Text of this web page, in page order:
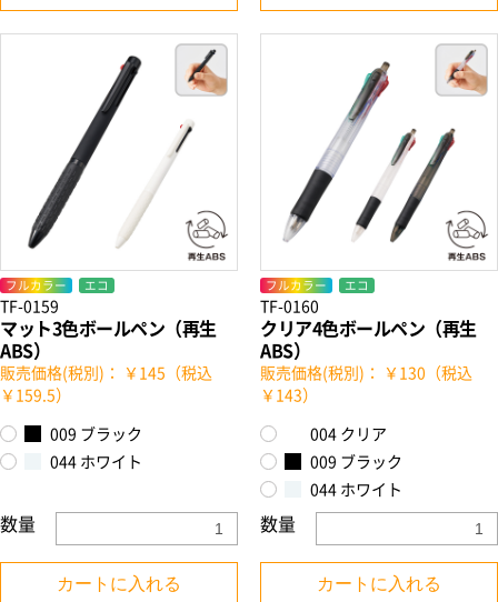
フルカラー エコ
TF-0159
マット3色ボールペン（再生
ABS）
販売価格(税別)： ￥145（税込
￥159.5）
009 ブラック
044 ホワイト
数量
カートに入れる
フルカラー エコ
TF-0160
クリア4色ボールペン（再生
ABS）
販売価格(税別)： ￥130（税込
￥143）
004 クリア
009 ブラック
044 ホワイト
数量
カートに入れる